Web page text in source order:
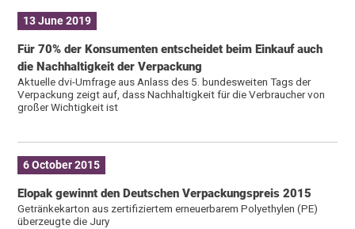
13 June 2019
Für 70% der Konsumenten entscheidet beim Einkauf auch
die Nachhaltigkeit der Verpackung
Aktuelle dvi-Umfrage aus Anlass des 5. bundesweiten Tags der
Verpackung zeigt auf, dass Nachhaltigkeit für die Verbraucher von
großer Wichtigkeit ist
6 October 2015
Elopak gewinnt den Deutschen Verpackungspreis 2015
Getränkekarton aus zertifiziertem erneuerbarem Polyethylen (PE)
überzeugte die Jury